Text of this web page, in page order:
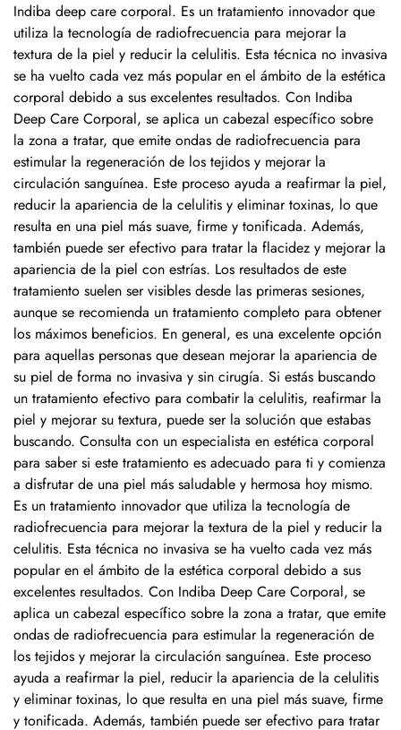
Indiba deep care corporal. Es un tratamiento innovador que
utiliza la tecnología de radiofrecuencia para mejorar la
textura de la piel y reducir la celulitis. Esta técnica no invasiva
se ha vuelto cada vez más popular en el ámbito de la estética
corporal debido a sus excelentes resultados. Con Indiba
Deep Care Corporal, se aplica un cabezal específico sobre
la zona a tratar, que emite ondas de radiofrecuencia para
estimular la regeneración de los tejidos y mejorar la
circulación sanguínea. Este proceso ayuda a reafirmar la piel,
reducir la apariencia de la celulitis y eliminar toxinas, lo que
resulta en una piel más suave, firme y tonificada. Además,
también puede ser efectivo para tratar la flacidez y mejorar la
apariencia de la piel con estrías. Los resultados de este
tratamiento suelen ser visibles desde las primeras sesiones,
aunque se recomienda un tratamiento completo para obtener
los máximos beneficios. En general, es una excelente opción
para aquellas personas que desean mejorar la apariencia de
su piel de forma no invasiva y sin cirugía. Si estás buscando
un tratamiento efectivo para combatir la celulitis, reafirmar la
piel y mejorar su textura, puede ser la solución que estabas
buscando. Consulta con un especialista en estética corporal
para saber si este tratamiento es adecuado para ti y comienza
a disfrutar de una piel más saludable y hermosa hoy mismo.
Es un tratamiento innovador que utiliza la tecnología de
radiofrecuencia para mejorar la textura de la piel y reducir la
celulitis. Esta técnica no invasiva se ha vuelto cada vez más
popular en el ámbito de la estética corporal debido a sus
excelentes resultados. Con Indiba Deep Care Corporal, se
aplica un cabezal específico sobre la zona a tratar, que emite
ondas de radiofrecuencia para estimular la regeneración de
los tejidos y mejorar la circulación sanguínea. Este proceso
ayuda a reafirmar la piel, reducir la apariencia de la celulitis
y eliminar toxinas, lo que resulta en una piel más suave, firme
y tonificada. Además, también puede ser efectivo para tratar